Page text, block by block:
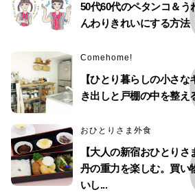
50代60代のペタンコ＆う
んわりきれいにする方法
Comehome!
【ひとり暮らしの小さな
き出しと戸棚の中を整
おひとりさま外食
【大人の新宿おひとりさ
丹の重力を楽しむ。買い
いし...